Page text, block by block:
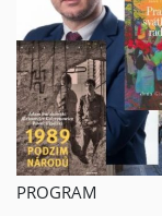
PROGRAM